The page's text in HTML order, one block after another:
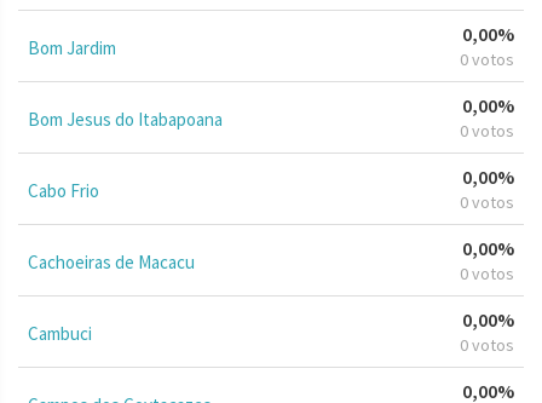
Bom Jardim
0,00%
0 votos
Bom Jesus do Itabapoana
0,00%
0 votos
Cabo Frio
0,00%
0 votos
Cachoeiras de Macacu
0,00%
0 votos
Cambuci
0,00%
0 votos
0,00%